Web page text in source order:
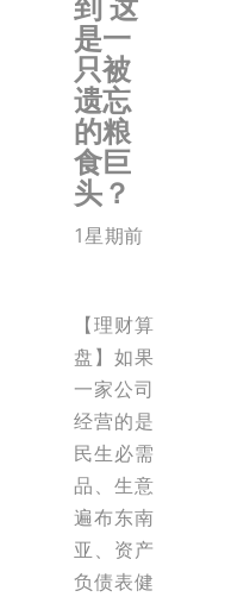
是一
只被
遗忘
的粮
食巨
头？
1星期前
【理财算
盘】如果
一家公司
经营的是
民生必需
品、生意
遍布东南
亚、资产
负债表健